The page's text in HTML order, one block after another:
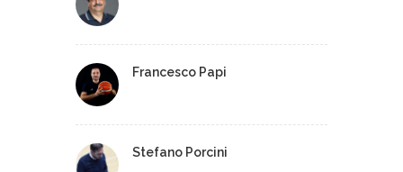
Francesco Papi
Stefano Porcini